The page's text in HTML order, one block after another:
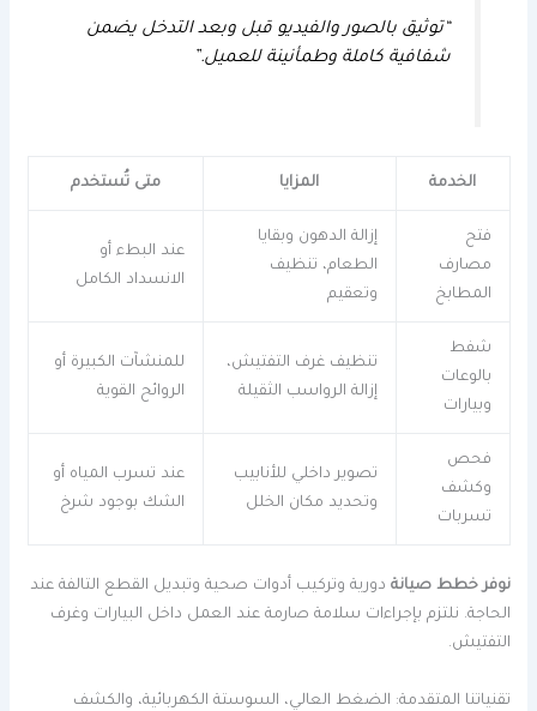
“توثيق بالصور والفيديو قبل وبعد التدخل يضمن
شفافية كاملة وطمأنينة للعميل.”
الخدمة المزايا متى تُستخدم
فتح
مصارف
المطابخ
إزالة الدهون وبقايا
الطعام، تنظيف
وتعقيم
عند البطء أو
الانسداد الكامل
شفط
بالوعات
وبيارات
تنظيف غرف التفتيش،
إزالة الرواسب الثقيلة
للمنشآت الكبيرة أو
الروائح القوية
فحص
وكشف
تسربات
تصوير داخلي للأنابيب
وتحديد مكان الخلل
عند تسرب المياه أو
الشك بوجود شرخ
نوفر خطط صيانة دورية وتركيب أدوات صحية وتبديل القطع التالفة عند
الحاجة. نلتزم بإجراءات سلامة صارمة عند العمل داخل البيارات وغرف
التفتيش.
تقنياتنا المتقدمة: الضغط العالي، السوستة الكهربائية، والكشف